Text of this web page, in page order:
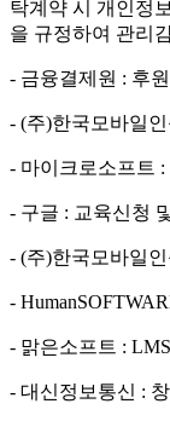
탁계약 시 개인정
을 규정하여 관리
- 금융결제원 : 후
- (주)한국모바일
- 마이크로소프트
- 구글 : 교육신청
- (주)한국모바일
-
- 맑은소프트 :
- 대신정보통신 :